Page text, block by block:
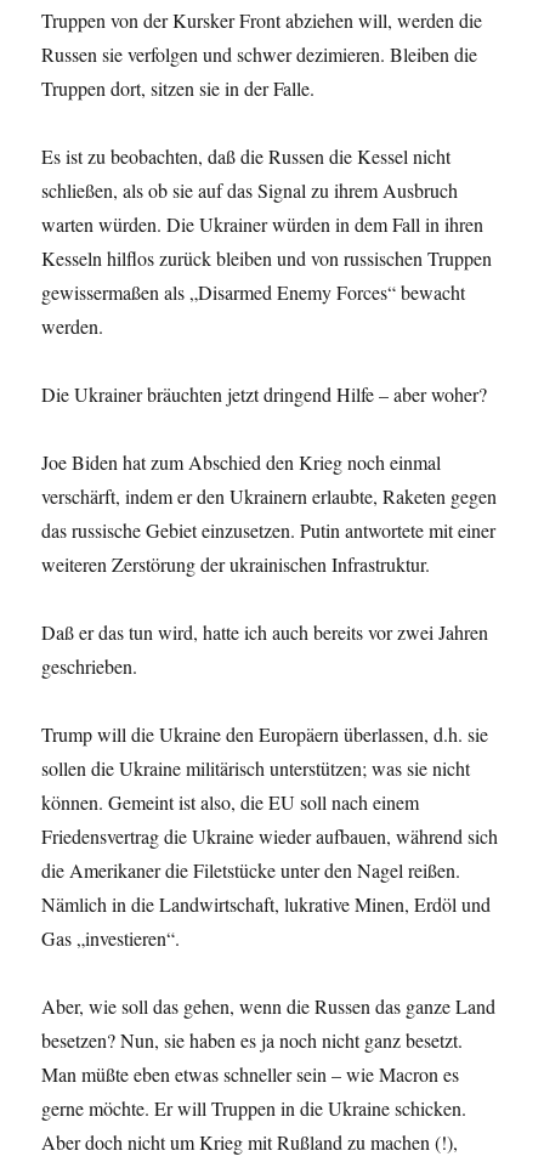
Truppen von der Kursker Front abziehen will, werden die
Russen sie verfolgen und schwer dezimieren. Bleiben die
Truppen dort, sitzen sie in der Falle.
Es ist zu beobachten, daß die Russen die Kessel nicht
schließen, als ob sie auf das Signal zu ihrem Ausbruch
warten würden. Die Ukrainer würden in dem Fall in ihren
Kesseln hilflos zurück bleiben und von russischen Truppen
gewissermaßen als „Disarmed Enemy Forces“ bewacht
werden.
Die Ukrainer bräuchten jetzt dringend Hilfe – aber woher?
Joe Biden hat zum Abschied den Krieg noch einmal
verschärft, indem er den Ukrainern erlaubte, Raketen gegen
das russische Gebiet einzusetzen. Putin antwortete mit einer
weiteren Zerstörung der ukrainischen Infrastruktur.
Daß er das tun wird, hatte ich auch bereits vor zwei Jahren
geschrieben.
Trump will die Ukraine den Europäern überlassen, d.h. sie
sollen die Ukraine militärisch unterstützen; was sie nicht
können. Gemeint ist also, die EU soll nach einem
Friedensvertrag die Ukraine wieder aufbauen, während sich
die Amerikaner die Filetstücke unter den Nagel reißen.
Nämlich in die Landwirtschaft, lukrative Minen, Erdöl und
Gas „investieren“.
Aber, wie soll das gehen, wenn die Russen das ganze Land
besetzen? Nun, sie haben es ja noch nicht ganz besetzt.
Man müßte eben etwas schneller sein – wie Macron es
gerne möchte. Er will Truppen in die Ukraine schicken.
Aber doch nicht um Krieg mit Rußland zu machen (!),